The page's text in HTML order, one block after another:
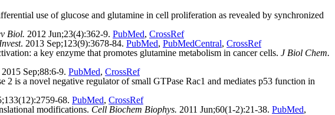
use of glucose and glutamine in cell proliferation as revealed by synchronized
Biol. 2012 Jun;23(4):362-9. PubMed, CrossRef
. 2013 Sep;123(9):3678-84. PubMed, PubMedCentral, CrossRef
a key enzyme that promotes glutamine metabolism in cancer cells. J Biol Chem.
2015 Sep;88:6-9. PubMed, CrossRef
a novel negative regulator of small GTPase Rac1 and mediates p53 function in
68. PubMed, CrossRef
modifications. Cell Biochem Biophys. 2011 Jun;60(1-2):21-38. PubMed,